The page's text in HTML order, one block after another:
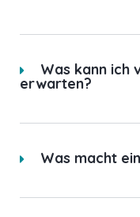
Was kann ich
erwarten?
Was macht